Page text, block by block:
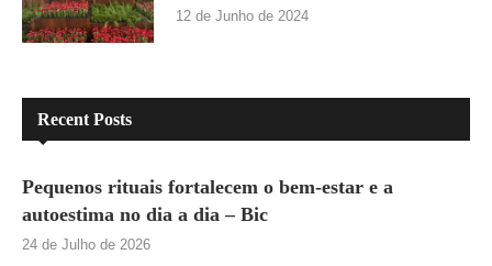
12 de Junho de 2024
Recent Posts
Pequenos rituais fortalecem o bem-estar e a
autoestima no dia a dia – Bic
24 de Julho de 2026